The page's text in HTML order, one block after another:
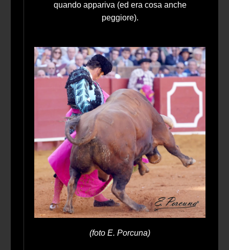
quando appariva (ed era cosa anche
peggiore).
(foto E. Porcuna)